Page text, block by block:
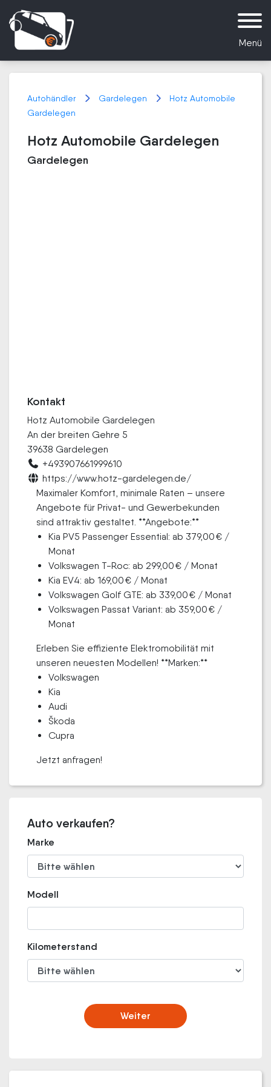
Menü
Autohändler Gardelegen
Hotz Automobile
Gardelegen
Hotz Automobile Gardelegen
Gardelegen
Kontakt
Hotz Automobile Gardelegen
An der breiten Gehre 5
39638 Gardelegen
+493907661999610
https://www.hotz-gardelegen.de/
Maximaler Komfort, minimale Raten – unsere
Angebote für Privat- und Gewerbekunden
sind attraktiv gestaltet. **Angebote:**
Kia PV5 Passenger Essential: ab 379,00 € /
Monat
Volkswagen T-Roc: ab 299,00 € / Monat
Kia EV4: ab 169,00 € / Monat
Volkswagen Golf GTE: ab 339,00 € / Monat
Volkswagen Passat Variant: ab 359,00 € /
Monat
Erleben Sie effiziente Elektromobilität mit
unseren neuesten Modellen! **Marken:**
Volkswagen
Kia
Audi
Škoda
Cupra
Jetzt anfragen!
Auto verkaufen?
Marke
Modell
Kilometerstand
Weiter